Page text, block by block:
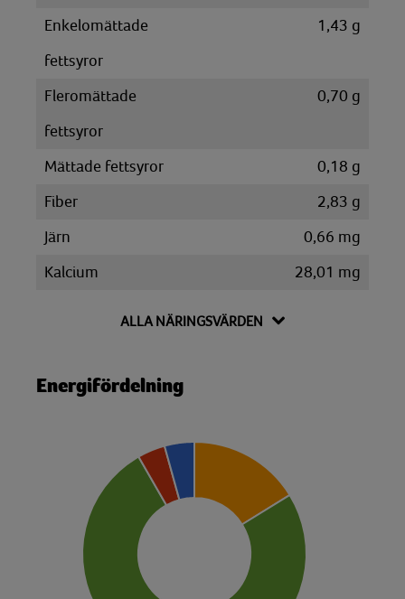
Enkelomättade
fettsyror
1,43 g
Fleromättade
fettsyror
0,70 g
Mättade fettsyror
0,18 g
Fiber
2,83 g
Järn
0,66 mg
Kalcium
28,01 mg
Disackarider
Magnesium
Natrium
10,38 mg
Protein
ALLA NÄRINGSVÄRDEN
Energifördelning